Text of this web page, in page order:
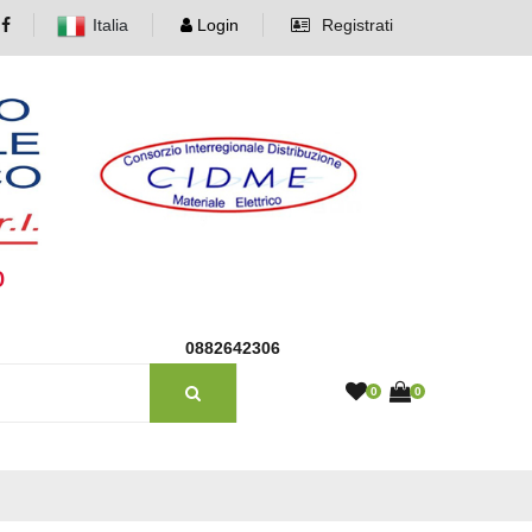
Italia Login Registrati
0882642306
0 0